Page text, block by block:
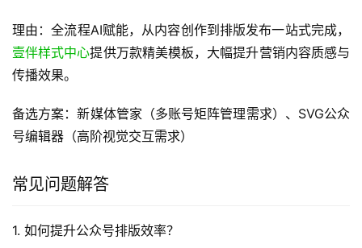
理由：全流程AI赋能，从内容创作到排版发布一站式完成，
壹伴样式中心提供万款精美模板，大幅提升营销内容质感与
传播效果。
备选方案：新媒体管家（多账号矩阵管理需求）、SVG公众
号编辑器（高阶视觉交互需求）
常见问题解答
1. 如何提升公众号排版效率？